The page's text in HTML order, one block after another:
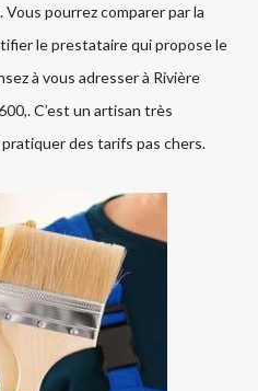
pourrez comparer par la
le prestataire qui propose le
à vous adresser à Rivière
C’est un artisan très
des tarifs pas chers.